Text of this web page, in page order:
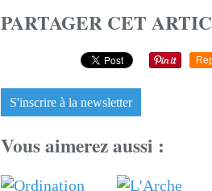
PARTAGER CET
S'inscrire à la newsletter
Vous aimerez aussi :